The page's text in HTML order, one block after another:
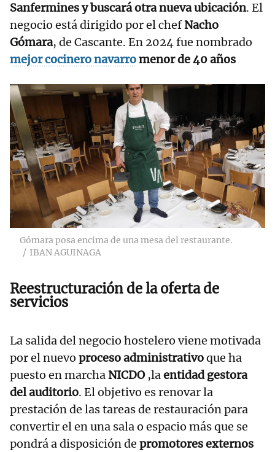
Sanfermines y buscará otra nueva ubicación. El
negocio está dirigido por el chefNacho
Gómara, de Cascante. En 2024 fue nombrado
mejor cocinero navarromenor de 40 años
Gómara posa encima de una mesa del restaurante.
IBAN AGUINAGA
Reestructuración de la oferta de
servicios
La salida del negocio hostelero viene motivada
por el nuevo proceso administrativoque ha
puesto en marcha NICDO ,laentidad gestora
del auditorio. El objetivo es renovar la
prestación de las tareas de restauración para
convertir el en una sala o espacio más que se
pondrá a disposición de promotores externos